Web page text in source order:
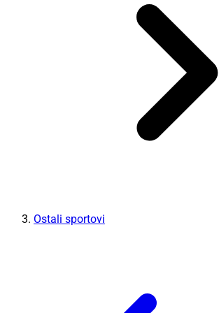
Ostali sportovi